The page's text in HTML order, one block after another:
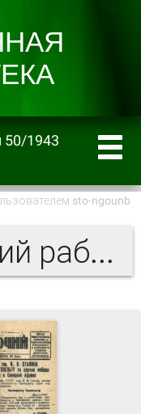
50/1943
sto-ngounb
Выксунский рабочий 1943 г.